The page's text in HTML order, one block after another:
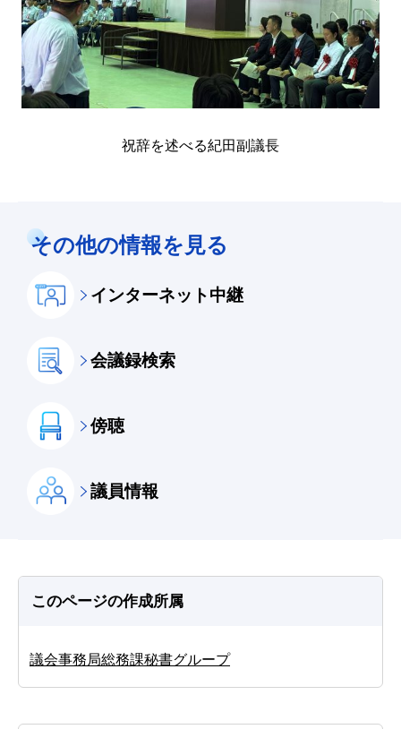
祝辞を述べる紀田副議長
その他の情報を見る
インターネット中継
会議録検索
傍聴
議員情報
このページの作成所属
議会事務局総務課秘書グループ